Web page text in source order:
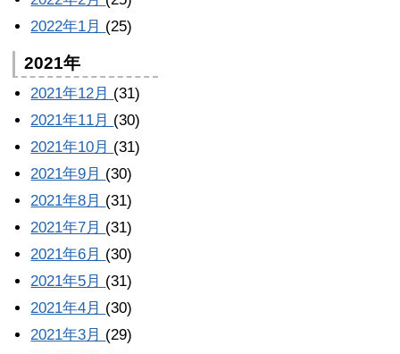
2022年1月 (25)
2021年
2021年12月 (31)
2021年11月 (30)
2021年10月 (31)
2021年9月 (30)
2021年8月 (31)
2021年7月 (31)
2021年6月 (30)
2021年5月 (31)
2021年4月 (30)
2021年3月 (29)